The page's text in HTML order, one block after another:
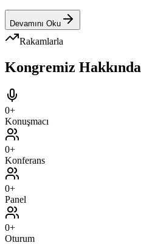
Devamını Oku
Rakamlarla
Kongremiz Hakkında
0+
Konuşmacı
0+
Konferans
0+
Panel
0+
Oturum